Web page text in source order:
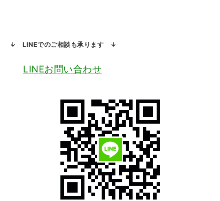
↓ LINEでのご相談も承ります ↓
LINEお問い合わせ